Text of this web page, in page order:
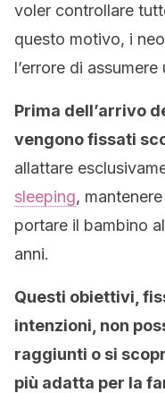
voler controllare
questo motivo, i
l’errore di
Prima dell’arrivo
vengono fissati
allattare
sleeping,
portare il bambino
anni.
Questi obiettivi,
intenzioni, non
raggiunti o si
più adatta per la